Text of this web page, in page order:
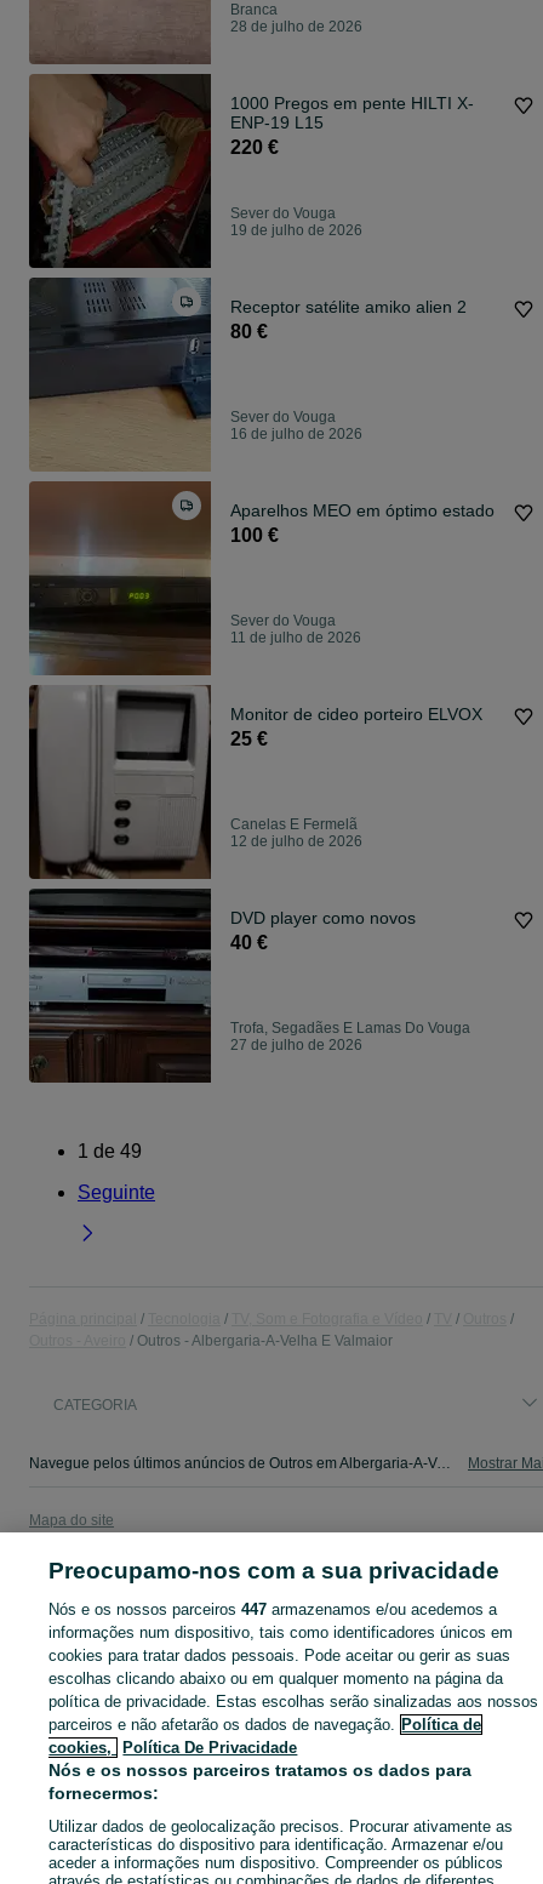
Branca
28 de julho de 2026
1000 Pregos em pente HILTI X-
ENP-19 L15
220 €
Sever do Vouga
19 de julho de 2026
Receptor satélite amiko alien 2
80 €
Sever do Vouga
16 de julho de 2026
Aparelhos MEO em óptimo estado
100 €
Sever do Vouga
11 de julho de 2026
Monitor de cideo porteiro ELVOX
25 €
Canelas E Fermelã
12 de julho de 2026
DVD player como novos
40 €
Trofa, Segadães E Lamas Do Vouga
27 de julho de 2026
1 de 49
Seguinte
Outros - Albergaria-A-Velha E Valmaior
CATEGORIA
Navegue pelos últimos anúncios de Outros em Albergaria-A-Velha E Valmaior no OLX Portugal. Compre e venda produtos locais com facilidade e segurança. Mostrar
Mapa do site
Mapa de mini-sites
Pesquisas populares
Preocupamo-nos com a sua privacidade
Nós e os nossos parceiros447 armazenamos e/ou acedemos a
informações num dispositivo, tais como identificadores únicos em
cookies para tratar dados pessoais. Pode aceitar ou gerir as suas
escolhas clicando abaixo ou em qualquer momento na página da
política de privacidade. Estas escolhas serão sinalizadas aos nossos
parceiros e não afetarão os dados de navegação. Política de
cookies,
Política De Privacidade
Nós e os nossos parceiros tratamos os dados para
fornecermos:
Utilizar dados de geolocalização precisos. Procurar ativamente as
características do dispositivo para identificação. Armazenar e/ou
aceder a informações num dispositivo. Compreender os públicos